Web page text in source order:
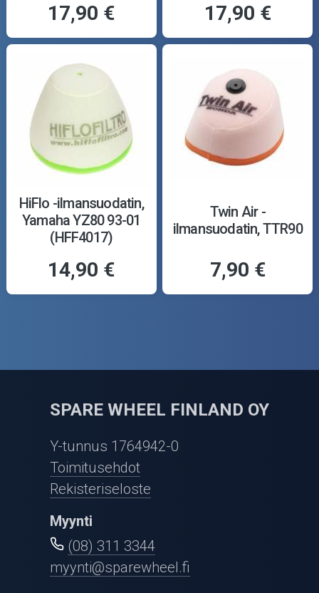
17,90 € 17,90 €
HiFlo -ilmansuodatin,
Yamaha YZ80 93-01
(HFF4017)
14,90 €
Twin Air -
ilmansuodatin, TTR90
7,90 €
SPARE WHEEL FINLAND OY
Y-tunnus 1764942-0
Toimitusehdot
Rekisteriseloste
Myynti
(08) 311 3344
myynti@sparewheel.fi